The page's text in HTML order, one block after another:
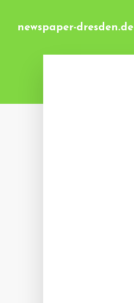
newspaper-dresden.de